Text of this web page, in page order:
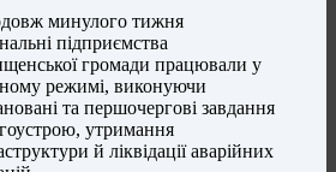
минулого тижня
підприємства
громади працювали у
режимі, виконуючи
та першочергові завдання
утримання
й ліквідації аварійних